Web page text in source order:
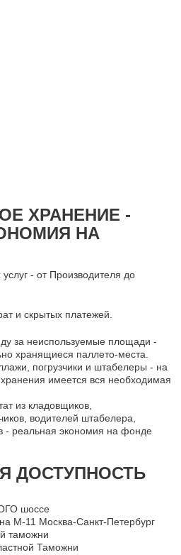
ХРАНЕНИЕ -
НА
- от Производителя до
и скрытых платежей.
за неиспользуемые площади -
хранящиеся паллето-места.
погрузчики и штабелеры - на
хранения имеется вся необходимая
из кладовщиков,
водителей штабелера,
- реальная экономия на фонде
ДОСТУПНОСТЬ
шоссе
М-11 Москва-Санкт-Петербург
таможни
Таможни